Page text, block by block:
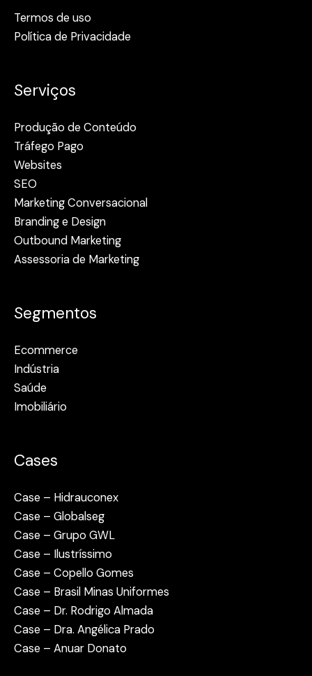
Termos de uso
Política de Privacidade
Serviços
Produção de Conteúdo
Tráfego Pago
Websites
SEO
Marketing Conversacional
Branding e Design
Outbound Marketing
Assessoria de Marketing
Segmentos
Ecommerce
Indústria
Saúde
Imobiliário
Cases
Case – Hidrauconex
Case – Globalseg
Case – Grupo GWL
Case – Ilustríssimo
Case – Copello Gomes
Case – Brasil Minas Uniformes
Case – Dr. Rodrigo Almada
Case – Dra. Angélica Prado
Case – Anuar Donato